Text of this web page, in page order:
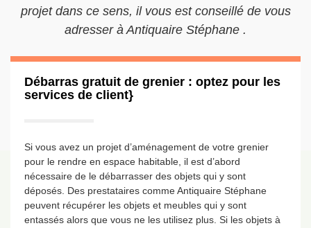
projet dans ce sens, il vous est conseillé de vous
adresser à Antiquaire Stéphane .
Débarras gratuit de grenier : optez pour les
services de client}
Si vous avez un projet d’aménagement de votre grenier
pour le rendre en espace habitable, il est d’abord
nécessaire de le débarrasser des objets qui y sont
déposés. Des prestataires comme Antiquaire Stéphane
peuvent récupérer les objets et meubles qui y sont
entassés alors que vous ne les utilisez plus. Si les objets à